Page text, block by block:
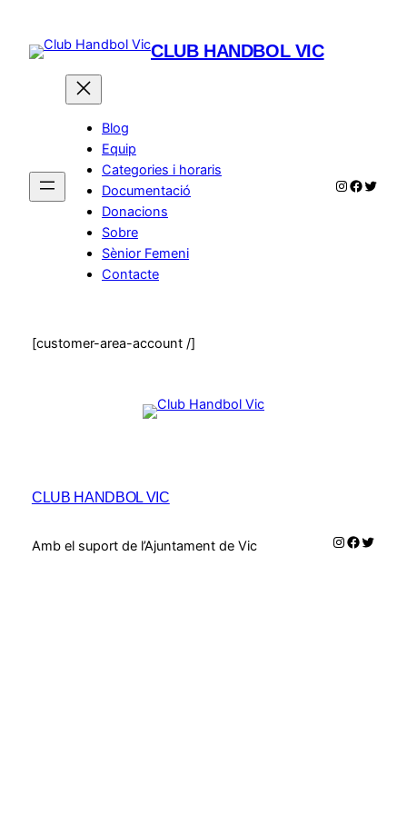
contingut
CLUB HANDBOL VIC
Blog
Equip
Categories i horaris
Documentació
Donacions
Sobre
Sènior Femeni
Contacte
Instagram
[customer-area-account /]
CLUB HANDBOL VIC
Amb el suport de l’Ajuntament de Vic Instagram